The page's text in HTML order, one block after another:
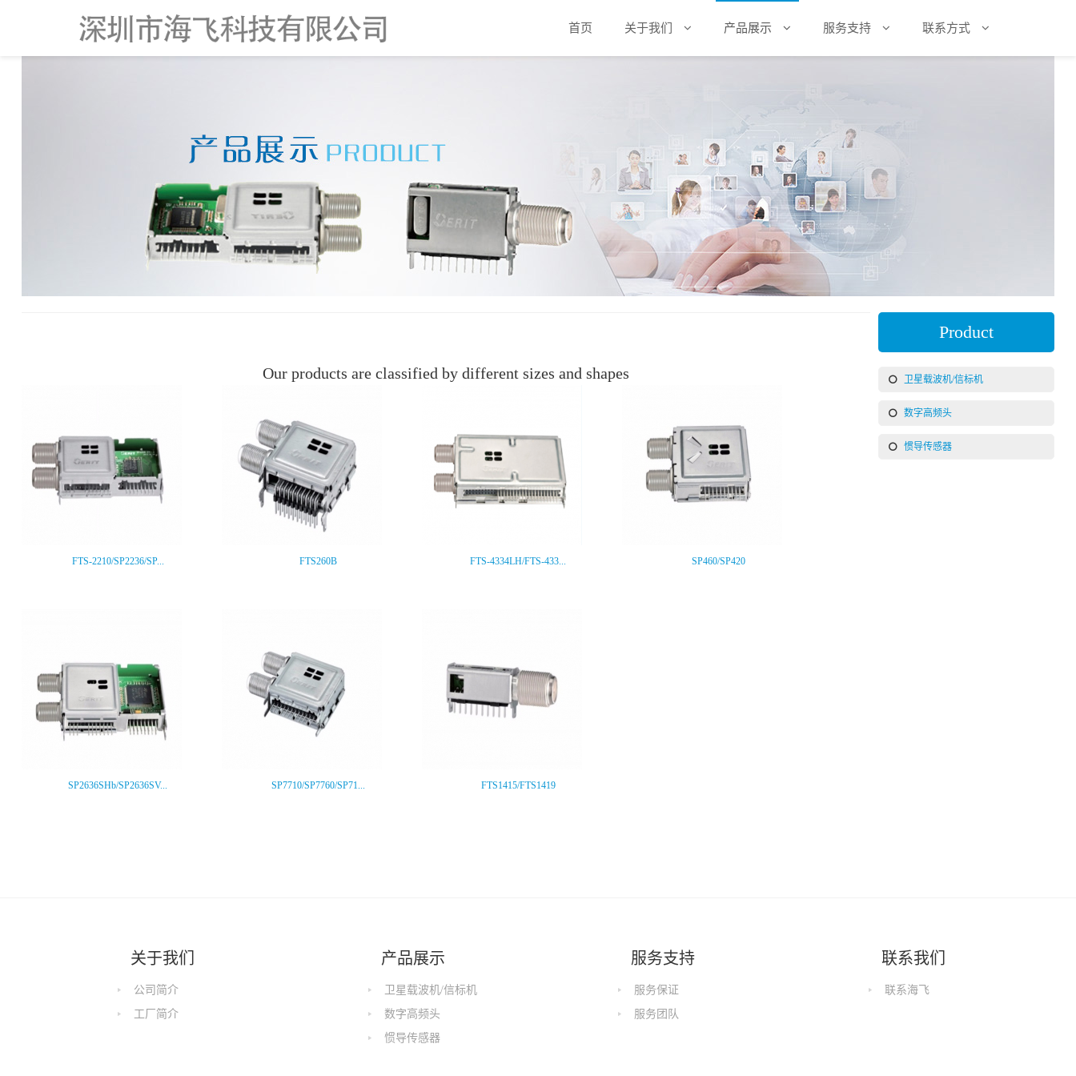
首页 关于我们 产品展示 服务支持 联系方式
Product
卫星载波机/信标机
数字高频头
惯导传感器
Our products are classified by different sizes and shapes
FTS-2210/SP2236/SP... FTS260B FTS-4334LH/FTS-433... SP460/SP420
SP2636SHb/SP2636SV... SP7710/SP7760/SP71... FTS1415/FTS1419
关于我们
公司简介
工厂简介
产品展示
卫星载波机/信标机
数字高频头
惯导传感器
服务支持
服务保证
服务团队
联系我们
联系海飞